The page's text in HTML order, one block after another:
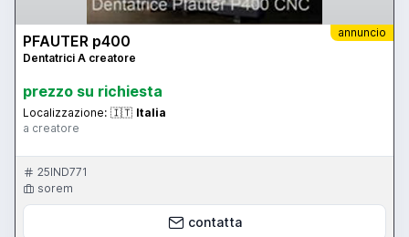
annuncio
PFAUTER p400
Dentatrici A creatore
prezzo su richiesta
Localizzazione: 🇮🇹 Italia
a creatore
25IND771
sorem
contatta